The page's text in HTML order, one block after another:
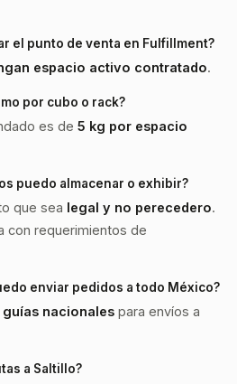
el punto de venta en Fulfillment?
espacio activo contratado.
por cubo o rack?
es de 5 kg por espacio
puedo almacenar o exhibir?
que sea legal y no perecedero.
con requerimientos de
enviar pedidos a todo México?
guías nacionales para envíos a
a Saltillo?